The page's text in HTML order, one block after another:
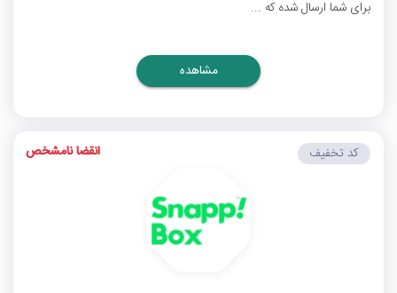
برای شما ارسال شده که ...
مشاهده
کد تخفیف انقضا نامشخص